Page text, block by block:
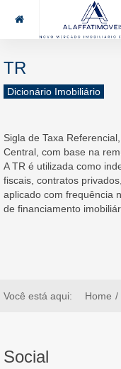
85 99969.7464
TR
Dicionário Imobiliário
Sigla de Taxa
Central, com base na
A TR é utilizada como
fiscais, contratos
aplicado com frequência
de financiamento
Você está aqui: Home
Social